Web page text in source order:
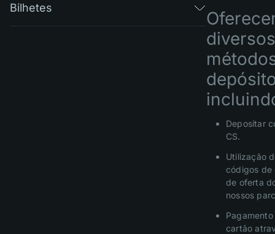
Bilhetes
diversos
Depositar
CS.
Utilização
códigos de
de oferta
nossos
cartão